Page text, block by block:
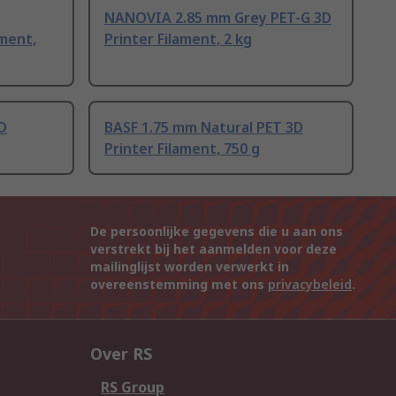
NANOVIA 2.85 mm Grey PET-G 3D
Printer Filament, 2 kg
BASF 1.75 mm Natural PET 3D
Printer Filament, 750 g
De persoonlijke gegevens die u aan ons
verstrekt bij het aanmelden voor deze
mailinglijst worden verwerkt in
overeenstemming met ons privacybeleid.
Over RS
RS Group